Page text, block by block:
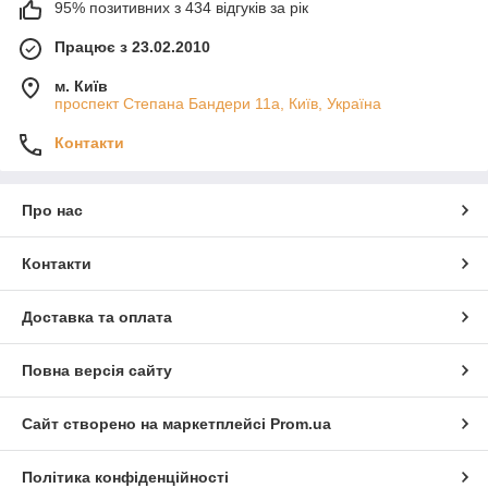
95% позитивних з 434 відгуків за рік
Працює з 23.02.2010
м. Київ
проспект Степана Бандери 11а, Київ, Україна
Контакти
Про нас
Контакти
Доставка та оплата
Повна версія сайту
Сайт створено на маркетплейсі Prom.ua
Політика конфіденційності